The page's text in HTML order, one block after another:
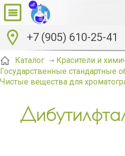
+7 (905) 610-25-41
Каталог Красители и
Государственные стандартные
Чистые вещества для